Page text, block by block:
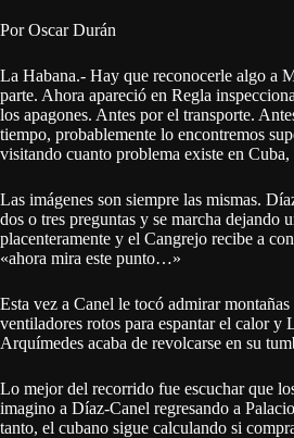
Por Oscar Durán
La Habana.- Hay que reconocerle algo a
parte. Ahora apareció en Regla
los apagones. Antes por el transporte.
tiempo, probablemente lo encontremos
visitando cuanto problema existe en
Las imágenes son siempre las mismas.
dos o tres preguntas y se marcha dejando
placenteramente y el Cangrejo recibe a
«ahora mira este punto…»
Esta vez a Canel le tocó admirar
ventiladores rotos para espantar el calor y
Arquímedes acaba de revolcarse en su
Lo mejor del recorrido fue escuchar que
imagino a Díaz-Canel regresando a
tanto, el cubano sigue calculando si